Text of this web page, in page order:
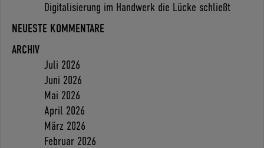
Digitalisierung im Handwerk die Lücke schließt
NEUESTE KOMMENTARE
ARCHIV
Juli 2026
Juni 2026
Mai 2026
April 2026
März 2026
Februar 2026